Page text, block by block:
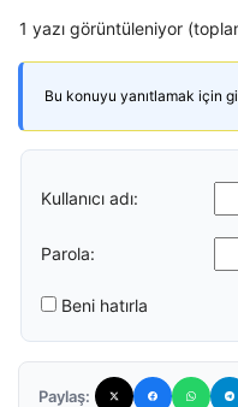
1 yazı görüntüleniyor
Bu konuyu yanıtlamak için
Kullanıcı adı:
Parola:
Beni hatırla
Paylaş: